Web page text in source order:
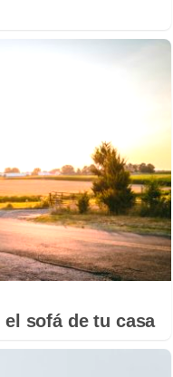
sofá de tu casa